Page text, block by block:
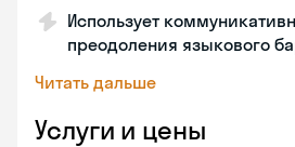
Использует
преодоления языкового
Читать дальше
Услуги и цены